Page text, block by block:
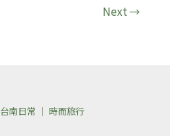
Next→
台南日常 ｜ 時而旅行